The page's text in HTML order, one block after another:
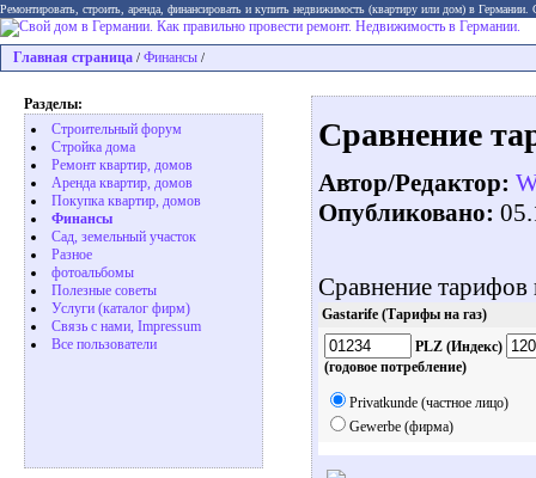
Ремонтировать, строить, аренда, финансировать и купить недвижимость (квартиру или дом) в
Главная страница / Финансы /
Разделы:
Строительный форум
Стройка дома
Ремонт квартир, домов
Аренда квартир, домов
Покупка квартир, домов
Финансы
Сад, земельный участок
Разное
фотоальбомы
Полезные советы
Услуги (каталог фирм)
Связь с нами, Impressum
Все пользователи
Сравнение
Автор/Редактор:
Опубликовано:
Сравнение тарифов
Gastarife (Тарифы на газ)
PLZ (Индекс)
(годовое потребление)
Privatkunde (частное лицо)
Gewerbe (фирма)